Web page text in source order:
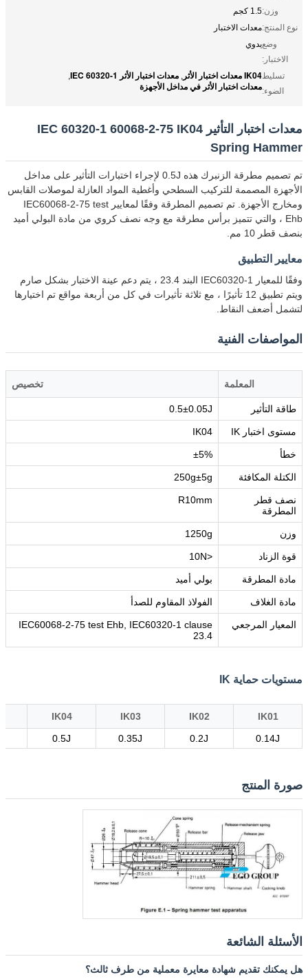
وزن:1.5 كجم
نوع المنتج:معدات الاختبار
وضع
الاختبار:
يدوي
تسليط
الضوء:
IK04 معدات اختبار الأثر , معدات اختبار الأثر IEC 60320-1 ,
معدات اختبار الأثر في مداخل الأجهزة
معدات اختبار التأثير IEC 60320-1 60068-2-75 IK04
Spring Hammer
تم تصميم مطرقة الزنبرك هذه 0.5J لإجراء اختبارات التأثير على مداخل
الأجهزة المصممة للتركيب السطحي وأغطية المواد العازلة لموصلات القابس
ومخارج الأجهزة. تم تصميم المطرقة وفقًا لمعايير IEC60068-2-75 test
Ehb ، والتي تتميز برأس مطرقة مع وجه نصف كروي من مادة البولي أميد
بنصف قطر 10 مم.
معايير التطبيق
وفقًا للمعيار IEC60320-1 البند 23.4 ، يتم دعم عينة الاختبار بشكل صارم
ويتم تطبيق 12 تأثيرًا ، مع ثلاثة تأثيرات في كل من أربعة مواقع تم اختيارها
لتشمل أضعف النقاط.
المواصفات الفنية
المعلمة تخصيص
طاقة التأثير 0.5±0.05J
مستوى اختبار IK IK04
خطأ ±5%
الكتلة المكافئة 250g±5g
نصف قطر
المطرقة
R10mm
وزن 1250g
قوة الزناد <10N
مادة المطرقة بولي أميد
مادة الغلاف الفولاذ المقاوم للصدأ
المعيار المرجعي
IEC60068-2-75 test Ehb, IEC60320-1 clause
23.4
مستويات حماية IK
IK01
IK02
IK03
IK04
0.14J
0.2J
0.35J
0.5J
صورة المنتج
الأسئلة الشائعة
هل يمكنك تقديم شهادة معايرة معملية من طرف ثالث؟